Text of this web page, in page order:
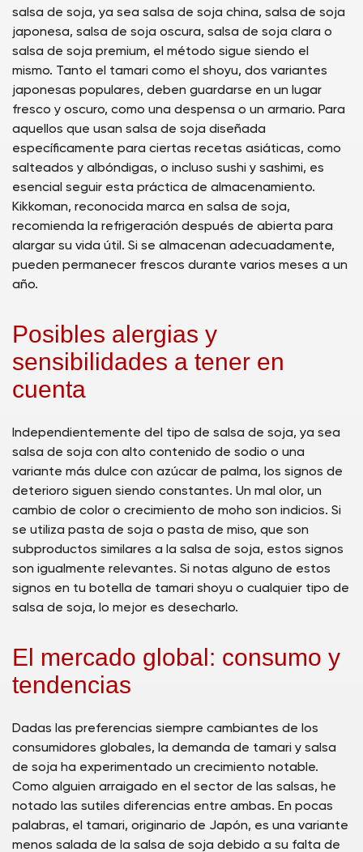
salsa de soja, ya sea salsa de soja china, salsa de soja
japonesa, salsa de soja oscura, salsa de soja clara o
salsa de soja premium, el método sigue siendo el
mismo. Tanto el tamari como el shoyu, dos variantes
japonesas populares, deben guardarse en un lugar
fresco y oscuro, como una despensa o un armario. Para
aquellos que usan salsa de soja diseñada
específicamente para ciertas recetas asiáticas, como
salteados y albóndigas, o incluso sushi y sashimi, es
esencial seguir esta práctica de almacenamiento.
Kikkoman, reconocida marca en salsa de soja,
recomienda la refrigeración después de abierta para
alargar su vida útil. Si se almacenan adecuadamente,
pueden permanecer frescos durante varios meses a un
año.
Posibles alergias y
sensibilidades a tener en
cuenta
Independientemente del tipo de salsa de soja, ya sea
salsa de soja con alto contenido de sodio o una
variante más dulce con azúcar de palma, los signos de
deterioro siguen siendo constantes. Un mal olor, un
cambio de color o crecimiento de moho son indicios. Si
se utiliza pasta de soja o pasta de miso, que son
subproductos similares a la salsa de soja, estos signos
son igualmente relevantes. Si notas alguno de estos
signos en tu botella de tamari shoyu o cualquier tipo de
salsa de soja, lo mejor es desecharlo.
El mercado global: consumo y
tendencias
Dadas las preferencias siempre cambiantes de los
consumidores globales, la demanda de tamari y salsa
de soja ha experimentado un crecimiento notable.
Como alguien arraigado en el sector de las salsas, he
notado las sutiles diferencias entre ambas. En pocas
palabras, el tamari, originario de Japón, es una variante
menos salada de la salsa de soja debido a su falta de